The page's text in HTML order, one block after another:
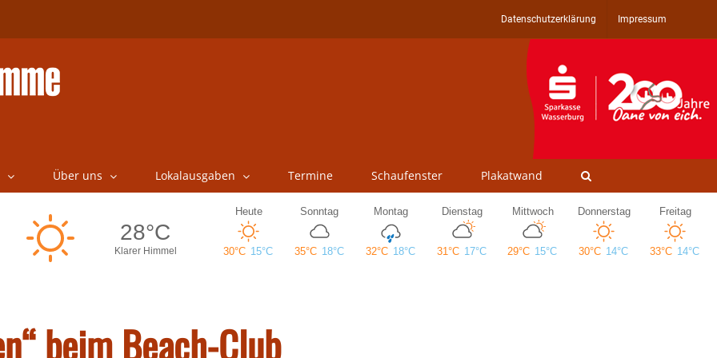
Datenschutzerklärung Impressum
Über uns Lokalausgaben Termine Schaufenster Plakatwand
beim Beach-Club